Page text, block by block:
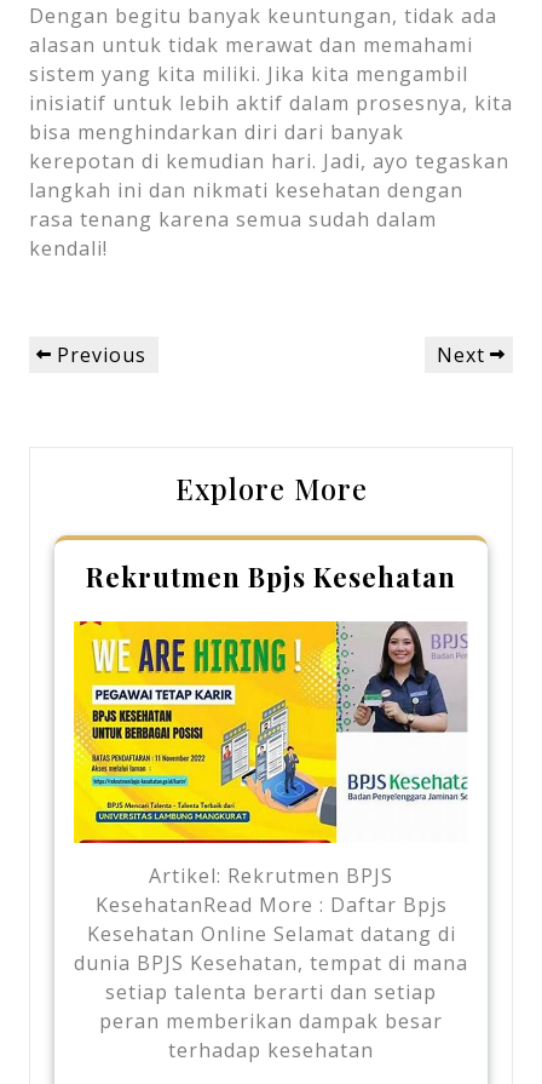
Dengan begitu banyak keuntungan, tidak ada
alasan untuk tidak merawat dan memahami
sistem yang kita miliki. Jika kita mengambil
inisiatif untuk lebih aktif dalam prosesnya, kita
bisa menghindarkan diri dari banyak
kerepotan di kemudian hari. Jadi, ayo tegaskan
langkah ini dan nikmati kesehatan dengan
rasa tenang karena semua sudah dalam
kendali!
Post
navigation
Previous
Previous
Next
Next
Explore More
Rekrutmen Bpjs Kesehatan
Artikel: Rekrutmen BPJS
KesehatanRead More : Daftar Bpjs
Kesehatan Online Selamat datang di
dunia BPJS Kesehatan, tempat di mana
setiap talenta berarti dan setiap
peran memberikan dampak besar
terhadap kesehatan